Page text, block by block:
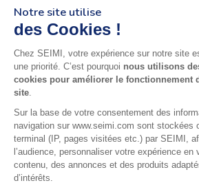
adresse : 75 Rue Amiral
29200 Brest FRANCE
LABELLISÉE
Notre site utilise
des Cookies !
Chez SEIMI, votre expérience sur notre site
une priorité. C’est pourquoi nous utilisons
cookies pour améliorer le fonctionnement
site.
Sur la base de votre consentement des
navigation sur www.seimi.com sont stockées
terminal (IP, pages visitées etc.) par SEIMI,
l’audience, personnaliser votre expérience en
contenu, des annonces et des produits
d’intérêts.